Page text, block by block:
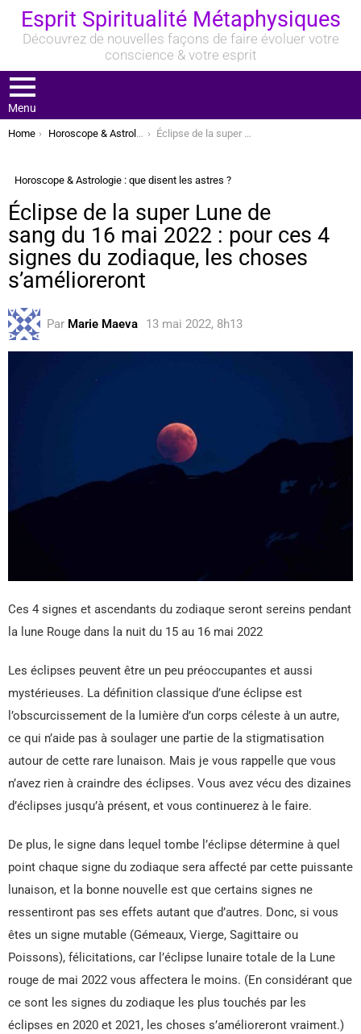
Esprit Spiritualité Métaphysiques
Découvrez de nouvelles façons de faire évoluer votre
conscience & votre esprit
Menu
You are here:
Home Horoscope & Astrologie : que disent les astres ? Éclipse de la super Lune de sang du 16 mai 2022 : pour ces 4 signes du zodiaque, les choses s’amélioreront
Horoscope & Astrologie : que disent les astres ?
Éclipse de la super Lune de
sang du 16 mai 2022 : pour ces 4
signes du zodiaque, les choses
s’amélioreront
Par Marie Maeva 13 mai 2022, 8h13
Ces 4 signes et ascendants du zodiaque seront sereins pendant
la lune Rouge dans la nuit du 15 au 16 mai 2022
Les éclipses peuvent être un peu préoccupantes et aussi
mystérieuses. La définition classique d’une éclipse est
l’obscurcissement de la lumière d’un corps céleste à un autre,
ce qui n’aide pas à soulager une partie de la stigmatisation
autour de cette rare lunaison. Mais je vous rappelle que vous
n’avez rien à craindre des éclipses. Vous avez vécu des dizaines
d’éclipses jusqu’à présent, et vous continuerez à le faire.
De plus, le signe dans lequel tombe l’éclipse détermine à quel
point chaque signe du zodiaque sera affecté par cette puissante
lunaison, et la bonne nouvelle est que certains signes ne
ressentiront pas ses effets autant que d’autres. Donc, si vous
êtes un signe mutable (Gémeaux, Vierge, Sagittaire ou
Poissons), félicitations, car l’éclipse lunaire totale de la Lune
rouge de mai 2022 vous affectera le moins. (En considérant que
ce sont les signes du zodiaque les plus touchés par les
éclipses en 2020 et 2021, les choses s’amélioreront vraiment.)